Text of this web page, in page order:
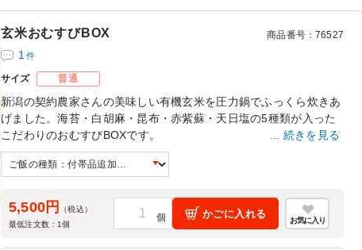
たです。
東京都千代田区岩本町2026/01/06
玄米おむすびBOX 商品番号：76527
1 件
サイズ 普通
新潟の契約農家さんの美味しい有機玄米を圧力鍋でふっくら炊きあ
げました。海苔・白胡麻・昆布・赤紫蘇・天日塩の5種類が入った
こだわりのおむすびBOXです。
※10～12人前となります。
選びください。
続きを見る
5,500円
（税込）
最低注文数： 1個
かごに入れる
お気に入り